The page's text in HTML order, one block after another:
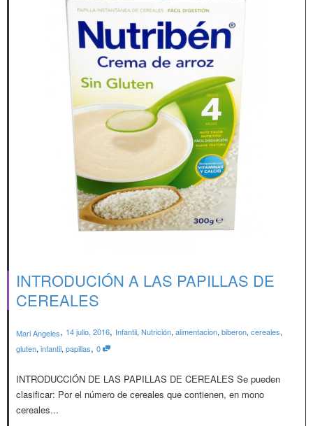
INTRODUCIÓN A LAS PAPILLAS DE
CEREALES
Mari Angeles, 14 julio, 2016, Infantil, Nutrición, alimentacion, biberon, cereales,
gluten, infantil, papillas, 0
INTRODUCCIÓN DE LAS PAPILLAS DE CEREALES Se pueden
clasificar: Por el número de cereales que contienen, en mono
cereales...